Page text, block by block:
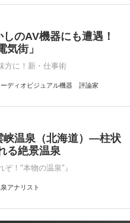
のAV機器にも遭遇！
気街」
方に！新・仕事術
ーディオビジュアル機器 評論家
温泉（北海道）―柱状
る絶景温泉
ぞ！"本物の温泉"』
アナリスト